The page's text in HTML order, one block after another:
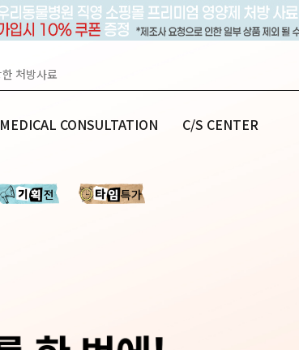
MEDICAL CONSULTATION C/S CENTER